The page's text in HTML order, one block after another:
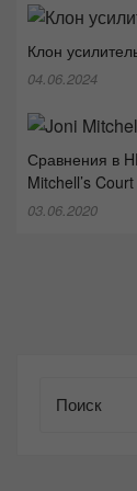
Клон
04.06.2024
Сравнения в
Mitchell’s
03.06.2020